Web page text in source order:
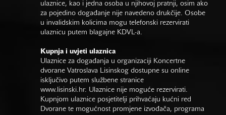
ulaznice, kao i jedna osoba u njihovoj pratnji, osim ako
za pojedino događanje nije navedeno drukčije. Osobe
u invalidskim kolicima mogu telefonski rezervirati
ulaznicu putem blagajne KDVL-a.
Kupnja i uvjeti ulaznica
Ulaznice za događanja u organizaciji Koncertne
dvorane Vatroslava Lisinskog dostupne su online
isključivo putem službene stranice
www.lisinski.hr. Ulaznice nije moguće rezervirati.
Kupnjom ulaznice posjetitelji prihvaćaju kućni red
Dvorane te mogućnost promjene izvođača, programa